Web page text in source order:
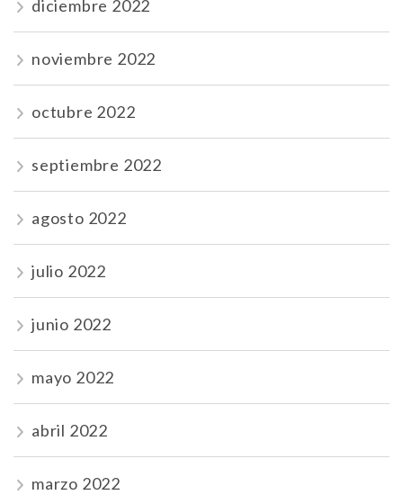
diciembre 2022
noviembre 2022
octubre 2022
septiembre 2022
agosto 2022
julio 2022
junio 2022
mayo 2022
abril 2022
marzo 2022